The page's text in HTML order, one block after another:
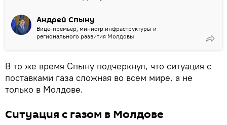
Андрей Спыну
Вице-премьер, министр инфраструктуры и
регионального развития Молдовы
В то же время Спыну подчеркнул, что ситуация с
поставками газа сложная во всем мире, а не
только в Молдове.
Ситуация с газом в Молдове